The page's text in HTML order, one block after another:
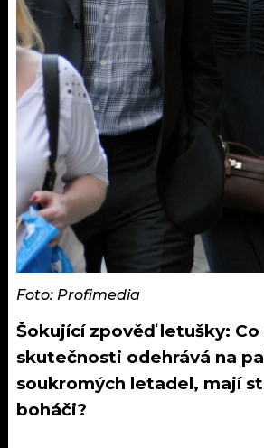
Foto: Profimedia
Šokující zpověď letušky: Co
skutečnosti odehrává na
soukromých letadel, mají
boháči?